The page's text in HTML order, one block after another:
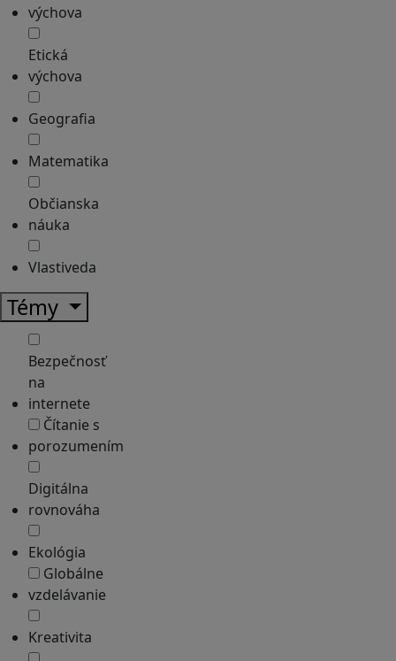
výchova
Etická
výchova
Geografia
Matematika
Občianska
náuka
Vlastiveda
Témy
Bezpečnosť
na
internete
Čítanie s
porozumením
Digitálna
rovnováha
Ekológia
Globálne
vzdelávanie
Kreativita